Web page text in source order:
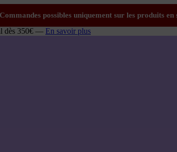
dès 350€ — En savoir plus